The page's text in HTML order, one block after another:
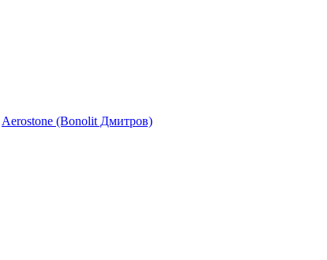
Aerostone (Bonolit Дмитров)